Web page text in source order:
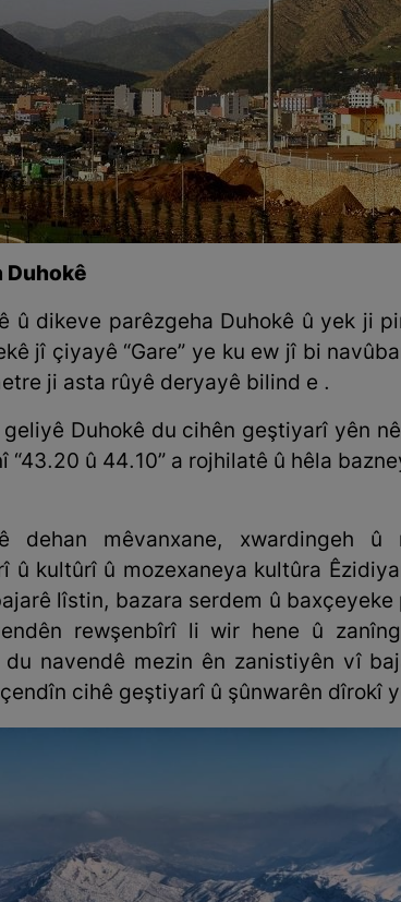
Duhokê
û dikeve parêzgeha Duhokê û yek ji
jî çiyayê “Gare” ye ku ew jî bi
ji asta rûyê deryayê bilind e .
Duhokê du cihên geştiyarî yên
“43.20 û 44.10” a rojhilatê û hêla
dehan mêvanxane, xwardingeh
û kultûrî û mozexaneya kultûra
lîstin, bazara serdem û baxçeyeke
rewşenbîrî li wir hene û
navendê mezin ên zanistiyên vî
cihê geştiyarî û şûnwarên dîrokî